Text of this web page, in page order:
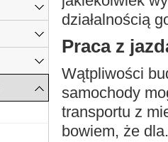
działalnością
Praca z
Wątpliwości
samochody
transportu z
bowiem, że